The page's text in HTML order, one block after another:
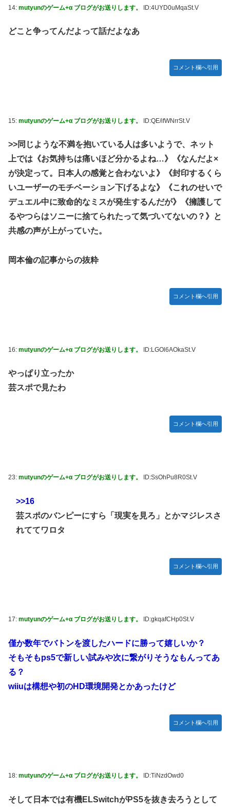
14: mutyunのゲーム+α ブログがお送りします。 ID:4UYD0uMqaSt.V
どこと争ってんだよって話だよなあ
コメント欄へ引用
15: mutyunのゲーム+α ブログがお送りします。 ID:QE/ifWNrrSt.V
>>同じような不満を抱いている人は多いようで、ネット
上では《お気持ちは痛いほど分かるよね…》《なんだよ×
が決定って。日本人の感覚と合わないよ》《封印するくら
いユーザーのモチベーション下げるよな》《これのせいで
デュエル中に致命的なミスが発生するんだが》《擁護して
るやつらはソニーに捨てられたって気づいてないの？》と
共感の声が上がっていた。
岡本倫の記事からの抜粋
コメント欄へ引用
16: mutyunのゲーム+α ブログがお送りします。 ID:LGOl6AOkaSt.V
やっぱり立ったか
芸スポで見たわ
コメント欄へ引用
23: mutyunのゲーム+α ブログがお送りします。 ID:SsOhPu8R0St.V
>>16
芸スポのバンピーにすら「現実を見ろ」とかマジレスさ
れててワロタ
コメント欄へ引用
17: mutyunのゲーム+α ブログがお送りします。 ID:gkqafCHp0St.V
僅か数年でバトンを渡したハードに勝って嬉しいか？
そもそもps5で新しい試みや次に繋がりそうなもんってあ
る？
wiiuは構想や初のHD環境開発とかあったけど
コメント欄へ引用
18: mutyunのゲーム+α ブログがお送りします。 ID:TiNzdOwd0
そして日本では有機ELSwitchがPS5を抜き去ろうとして